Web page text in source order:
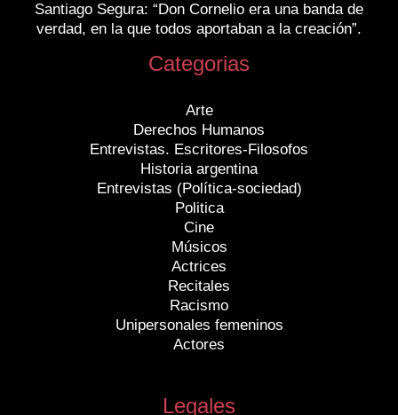
Santiago Segura: “Don Cornelio era una banda de
verdad, en la que todos aportaban a la creación”.
Categorias
Arte
Derechos Humanos
Entrevistas. Escritores-Filosofos
Historia argentina
Entrevistas (Política-sociedad)
Politica
Cine
Músicos
Actrices
Recitales
Racismo
Unipersonales femeninos
Actores
Legales